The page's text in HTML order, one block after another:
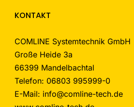
KONTAKT
COMLINE Systemtechnik GmbH
Große Heide 3a
66399 Mandelbachtal
Telefon: 06803 995999-0
E-Mail: info@comline-tech.de